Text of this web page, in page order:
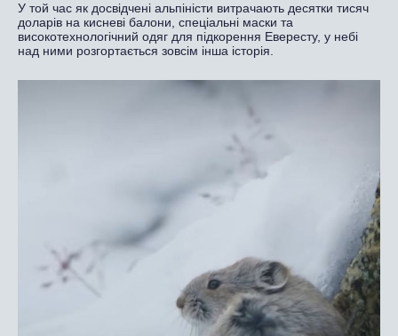
У той час як досвідчені альпіністи витрачають десятки тисяч
доларів на кисневі балони, спеціальні маски та
високотехнологічний одяг для підкорення Евересту, у небі
над ними розгортається зовсім інша історія.